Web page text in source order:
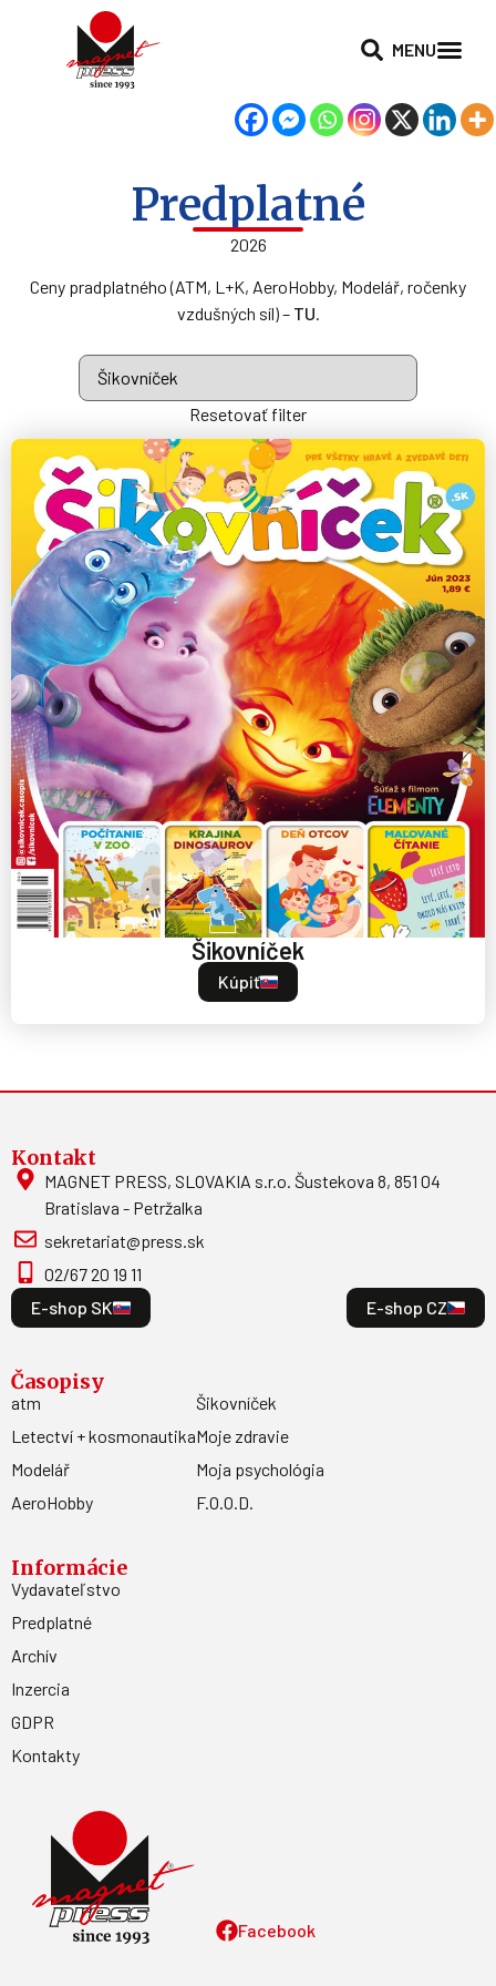
MENU
Predplatné
2026
Ceny pradplatného (ATM, L+K, AeroHobby, Modelář, ročenky
vzdušných síl) – TU.
Resetovať filter
Šikovníček
Kúpiť
Facebook
Kontakt
MAGNET PRESS, SLOVAKIA s.r.o. Šustekova 8, 851 04
Bratislava - Petržalka
sekretariat@press.sk
02/67 20 19 11
E-shop SK
E-shop CZ
Časopisy
atm
Letectví + kosmonautika
Modelář
AeroHobby
Šikovníček
Moje zdravie
Moja psychológia
F.O.O.D.
Informácie
Vydavateľstvo
Predplatné
Archív
Inzercia
GDPR
Kontakty